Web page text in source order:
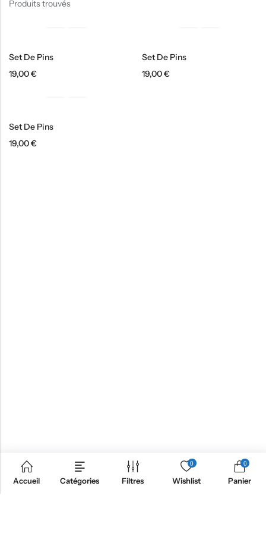
Produits trouvés
Set De Pins
19,00€
Set De Pins
19,00€
Set De Pins
19,00€
Accueil Catégories Filtres
0
Wishlist
0
Panier